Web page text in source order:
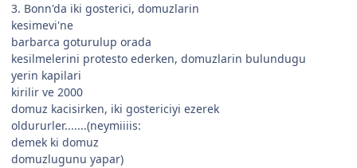
3. Bonn'da iki gosterici, domuzlarin
kesimevi'ne
barbarca goturulup orada
kesilmelerini protesto ederken, domuzlarin bulundugu
yerin kapilari
kirilir ve 2000
domuz kacisirken, iki gostericiyi ezerek
oldururler.......(neymiiiis:
demek ki domuz
domuzlugunu yapar)